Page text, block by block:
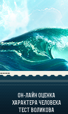
----
ОН-ЛАЙН ОЦЕНКА
ХАРАКТЕРА ЧЕЛОВЕКА
ТЕСТ ВОЛИКОВА